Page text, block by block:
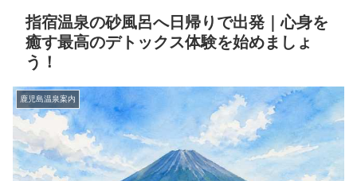
指宿温泉の砂風呂へ日帰りで出発｜心身を
癒す最高のデトックス体験を始めましょ
う！
鹿児島温泉案内